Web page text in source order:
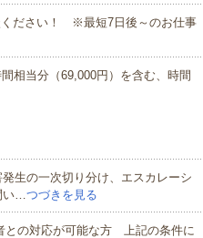
ださい！ ※最短7日後～のお仕事
相当分（69,000円）を含む、時間
生の一次切り分け、エスカレーシ
い…つづきを見る
との対応が可能な方 上記の条件に